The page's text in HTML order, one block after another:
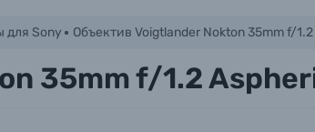
для Sony Объектив Voigtlander Nokton 35mm f/
35mm f/1.2